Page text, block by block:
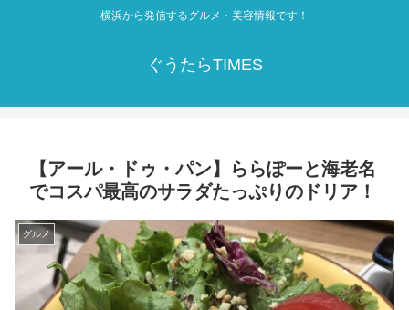
横浜から発信するグルメ・美容情報です！
ぐうたらTIMES
【アール・ドゥ・パン】ららぽーと海老名
でコスパ最高のサラダたっぷりのドリア！
グルメ